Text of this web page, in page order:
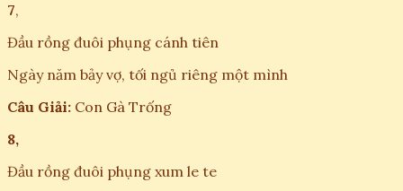
7,
Đầu rồng đuôi phụng cánh tiên
Ngày năm bảy vợ, tối ngủ riêng một mình
Câu Giải: Con Gà Trống
8,
Đầu rồng đuôi phụng xum le te